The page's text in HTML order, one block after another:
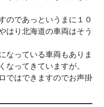
のであっというまに１０
はり北海道の車両はそう
なっている車両もありま
なってきていますが。
ではできますのでお声掛